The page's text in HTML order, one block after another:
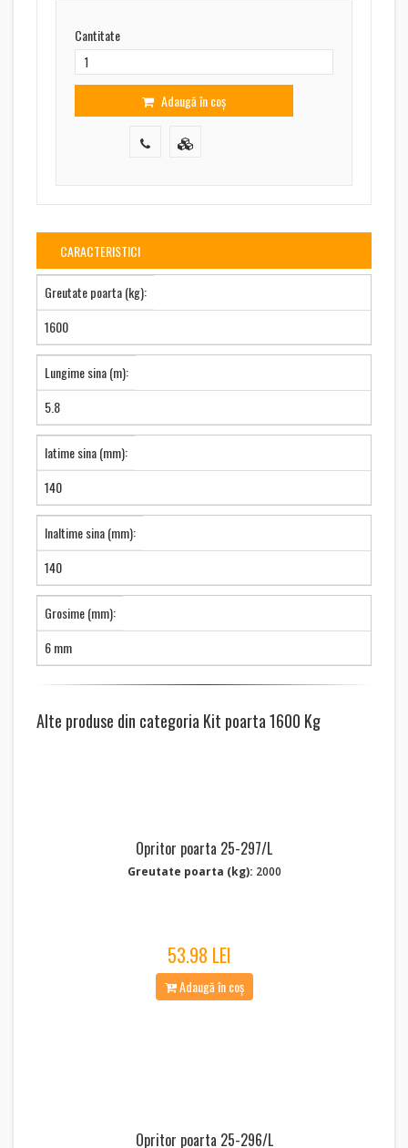
Cantitate
Adaugă în coș
CARACTERISTICI
Greutate poarta (kg):
1600
Lungime sina (m):
5.8
latime sina (mm):
140
Inaltime sina (mm):
140
Grosime (mm):
6 mm
Alte produse din categoria Kit poarta 1600 Kg
Opritor poarta 25-297/L
Greutate poarta (kg): 2000
53.98 LEI
Adaugă în coș
Opritor poarta 25-296/L